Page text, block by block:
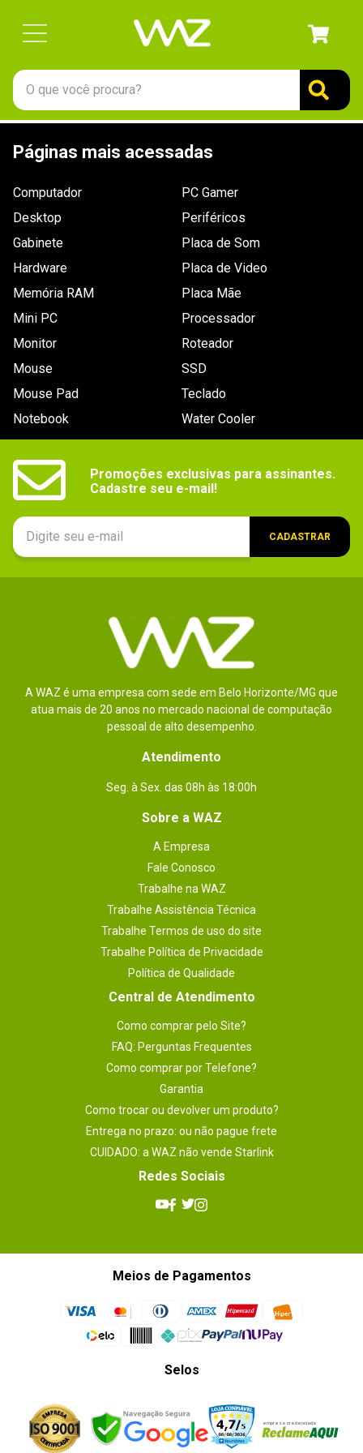
O que você procura?
Páginas mais acessadas
Computador
Desktop
Gabinete
Hardware
Memória RAM
Mini PC
Monitor
Mouse
Mouse Pad
Notebook
PC Gamer
Periféricos
Placa de Som
Placa de Video
Placa Mãe
Processador
Roteador
SSD
Teclado
Water Cooler
Promoções exclusivas para assinantes.
Cadastre seu e-mail!
CADASTRAR
A WAZ é uma empresa com sede em Belo Horizonte/MG que
atua mais de 20 anos no mercado nacional de computação
pessoal de alto desempenho.
Atendimento
Seg. à Sex. das 08h às 18:00h
Sobre a WAZ
A Empresa
Fale Conosco
Trabalhe na WAZ
Trabalhe Assistência Técnica
Trabalhe Termos de uso do site
Trabalhe Política de Privacidade
Política de Qualidade
Central de Atendimento
Como comprar pelo Site?
FAQ: Perguntas Frequentes
Como comprar por Telefone?
Garantia
Como trocar ou devolver um produto?
Entrega no prazo: ou não pague frete
CUIDADO: a WAZ não vende Starlink
Redes Sociais
Meios de Pagamentos
Selos
1º
gabinete
teclado
ssd
openbox
mouse
jonsbo
fractal